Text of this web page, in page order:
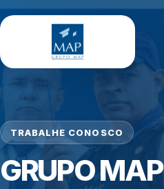
TRABALHE CONOSCO
GRUPO MAP